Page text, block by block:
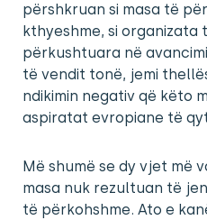
përshkruan si masa të
kthyeshme, si organizata
përkushtuara në
të vendit tonë, jemi
ndikimin negativ që këto
aspiratat evropiane të
Më shumë se dy vjet më
masa nuk rezultuan të
të përkohshme. Ato e